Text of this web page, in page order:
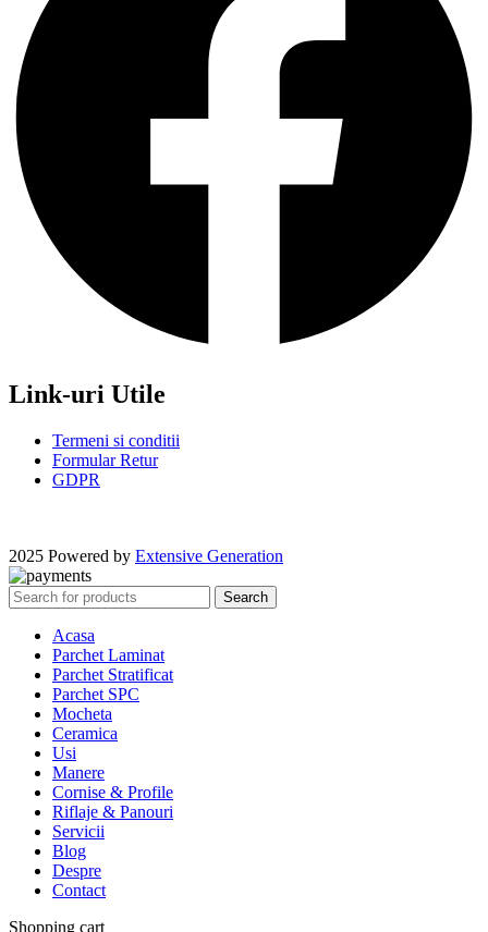
Link-uri Utile
Termeni si conditii
Formular Retur
GDPR
2025 Powered by Extensive Generation
Search
Acasa
Parchet Laminat
Parchet Stratificat
Parchet SPC
Mocheta
Ceramica
Usi
Manere
Cornise & Profile
Riflaje & Panouri
Servicii
Blog
Despre
Contact
Shopping cart